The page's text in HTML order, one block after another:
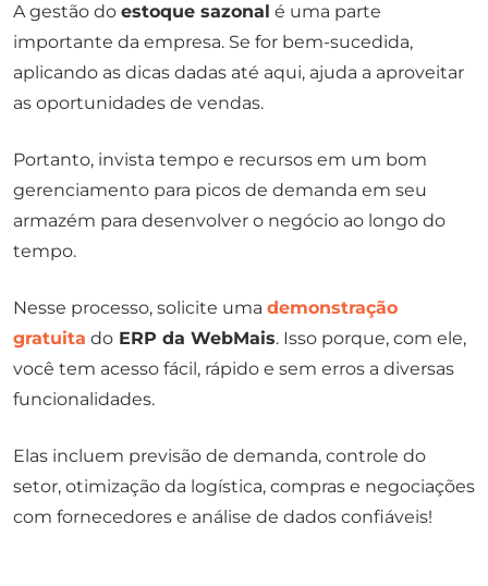
A gestão do estoque sazonal é uma parte
importante da empresa. Se for bem-sucedida,
aplicando as dicas dadas até aqui, ajuda a aproveitar
as oportunidades de vendas.
Portanto, invista tempo e recursos em um bom
gerenciamento para picos de demanda em seu
armazém para desenvolver o negócio ao longo do
tempo.
Nesse processo, solicite uma demonstração
gratuita do ERP da WebMais. Isso porque, com ele,
você tem acesso fácil, rápido e sem erros a diversas
funcionalidades.
Elas incluem previsão de demanda, controle do
setor, otimização da logística, compras e negociações
com fornecedores e análise de dados confiáveis!